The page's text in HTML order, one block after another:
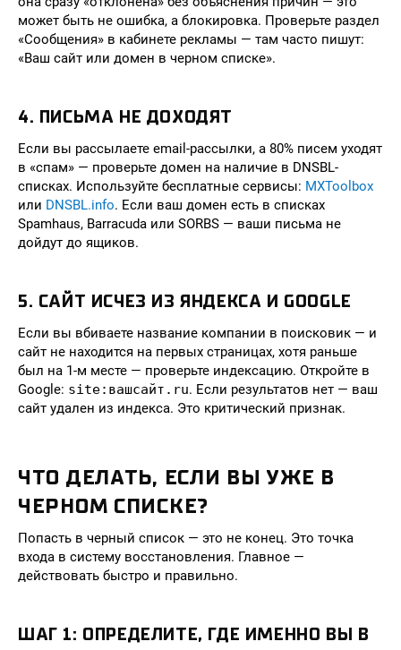
может быть не ошибка, а блокировка. Проверьте раздел
«Сообщения» в кабинете рекламы — там часто пишут:
«Ваш сайт или домен в черном списке».
4. ПИСЬМА НЕ ДОХОДЯТ
Если вы рассылаете email-рассылки, а 80% писем уходят
в «спам» — проверьте домен на наличие в DNSBL-
списках. Используйте бесплатные сервисы: MXToolbox
или DNSBL.info. Если ваш домен есть в списках
Spamhaus, Barracuda или SORBS — ваши письма не
дойдут до ящиков.
5. САЙТ ИСЧЕЗ ИЗ ЯНДЕКСА И GOOGLE
Если вы вбиваете название компании в поисковик — и
сайт не находится на первых страницах, хотя раньше
был на 1-м месте — проверьте индексацию. Откройте в
Google: site:вашсайт.ru. Если результатов нет — ваш
сайт удален из индекса. Это критический признак.
ЧТО ДЕЛАТЬ, ЕСЛИ ВЫ УЖЕ В
ЧЕРНОМ СПИСКЕ?
Попасть в черный список — это не конец. Это точка
входа в систему восстановления. Главное —
действовать быстро и правильно.
ШАГ 1: ОПРЕДЕЛИТЕ, ГДЕ ИМЕННО ВЫ В